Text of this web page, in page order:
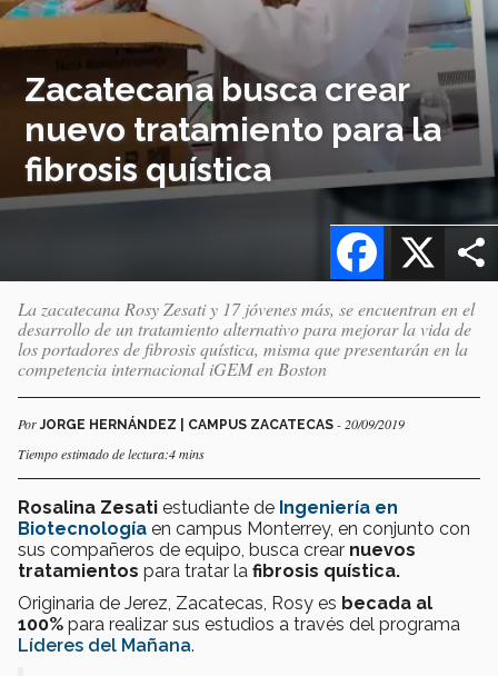
Zacatecana busca crear
nuevo tratamiento para la
fibrosis quística
X
Facebook
La zacatecana Rosy Zesati y 17 jóvenes más, se encuentran en el
desarrollo de un tratamiento alternativo para mejorar la vida de
los portadores de fibrosis quística, misma que presentarán en la
competencia internacional iGEM en Boston
PorJORGE HERNÁNDEZ | CAMPUS ZACATECAS - 20/09/2019
Tiempo estimado de lectura:4 mins
Rosalina Zesati estudiante de Ingeniería en
Biotecnología en campus Monterrey, en conjunto con
sus compañeros de equipo, busca crear nuevos
tratamientos para tratar la fibrosis quística.
Originaria de Jerez, Zacatecas, Rosy es becada al
100% para realizar sus estudios a través del programa
Líderes del Mañana.